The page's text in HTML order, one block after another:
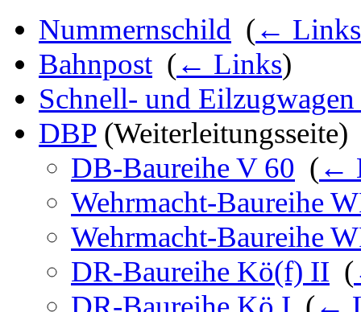
Nummernschild (← Links
Bahnpost (← Links)
Schnell- und
DBP (Weiterleitungsseite)
DB-Baureihe V 60 (←
Wehrmacht-Baureihe
Wehrmacht-Baureihe
DR-Baureihe Kö(f) II (